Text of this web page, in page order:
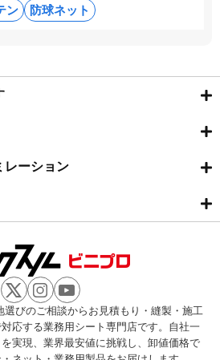
ン
防球ネット
レーション
選びのご相談からお見積もり・縫製・施工
応する業務用シート専門店です。自社一
実現、業界最安値に挑戦し、卸値価格で